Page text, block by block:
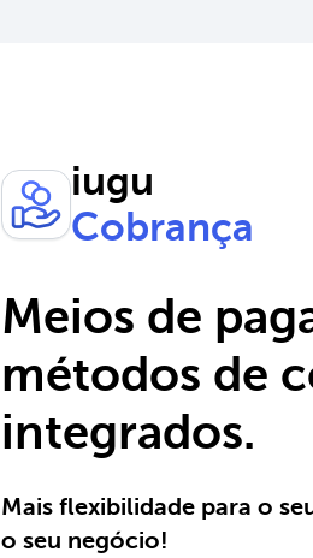
iugu
Cobrança
Meios de
métodos de
integrados.
Mais flexibilidade para o
o seu negócio!